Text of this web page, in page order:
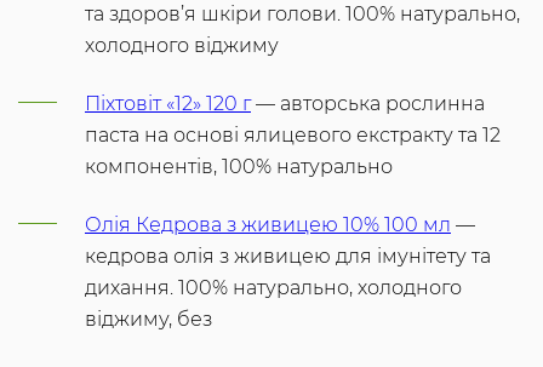
та здоров’я шкіри голови. 100% натурально,
холодного віджиму
Піхтовіт «12» 120 г— авторська рослинна
паста на основі ялицевого екстракту та 12
компонентів, 100% натурально
Олія Кедрова з живицею 10% 100 мл —
кедрова олія з живицею для імунітету та
дихання. 100% натурально, холодного
віджиму, без